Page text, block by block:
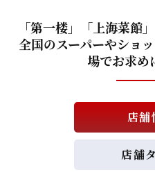
「第一楼」「上海菜館
全国のスーパーやショ
場でお求め
店舗
店舗